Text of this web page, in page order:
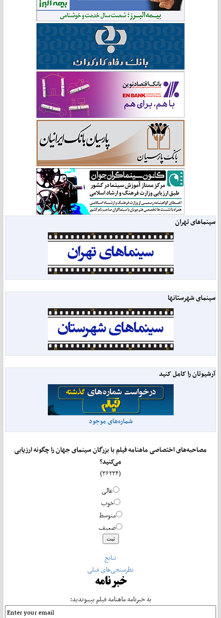
سینماهای تهران
سینمای شهرستانها
آرشیوتان را کامل کنید
شماره‌های موجود
مصاحبه‌های اختصاصی ماهنامه فیلم با بزرگان سینمای جهان را چگونه ارزیابی
می‌کنید؟
عالی
خوب
متوسط
ضعیف
نتایج
نظرسنجی‌های قبلی
خبرنامه
به خبرنامه ماهنامه فیلم بپیوندید: